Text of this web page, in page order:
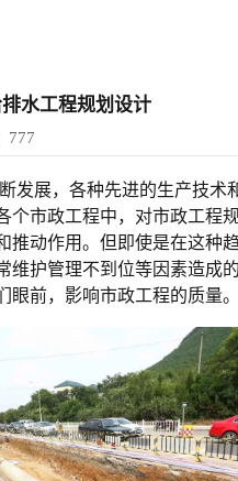
水工程规划设计
777
发展，各种先进的生产技术
个市政工程中，对市政工程
推动作用。但即使是在这种趋
维护管理不到位等因素造成
眼前，影响市政工程的质量。